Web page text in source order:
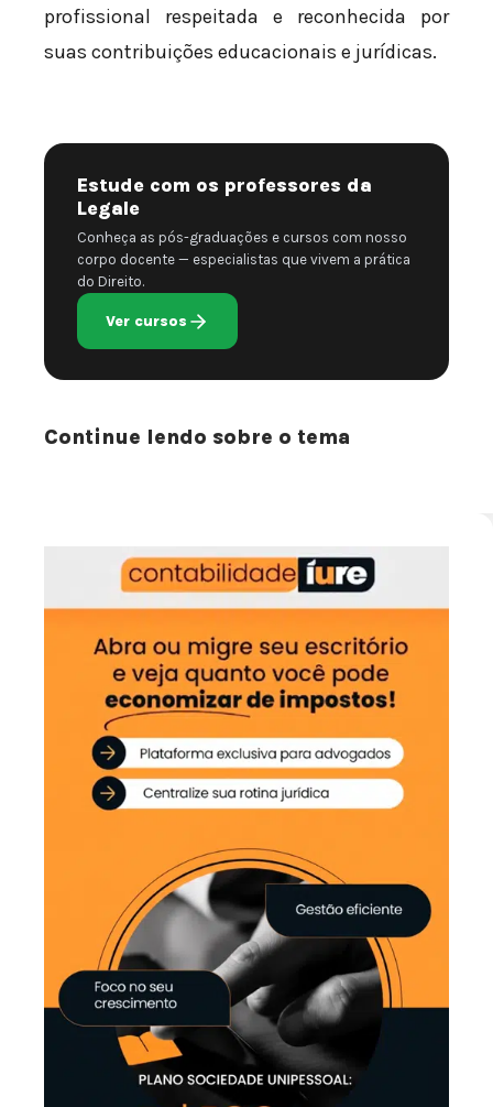
profissional respeitada e reconhecida por
suas contribuições educacionais e jurídicas.
Estude com os professores da
Legale
Conheça as pós-graduações e cursos com nosso
corpo docente — especialistas que vivem a prática
do Direito.
Ver cursos
Continue lendo sobre o tema